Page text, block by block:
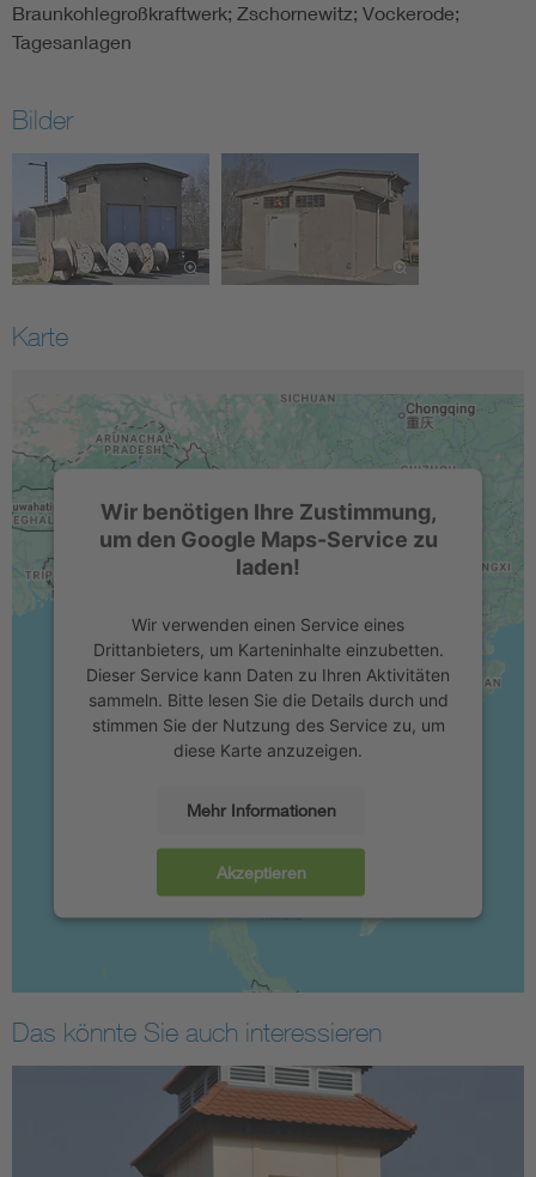
Braunkohlegroßkraftwerk; Zschornewitz; Vockerode;
Tagesanlagen
Bilder
Karte
Wir benötigen Ihre Zustimmung,
um den Google Maps-Service zu
laden!
Wir verwenden einen Service eines
Drittanbieters, um Karteninhalte einzubetten.
Dieser Service kann Daten zu Ihren Aktivitäten
sammeln. Bitte lesen Sie die Details durch und
stimmen Sie der Nutzung des Service zu, um
diese Karte anzuzeigen.
Mehr Informationen
Akzeptieren
Das könnte Sie auch interessieren